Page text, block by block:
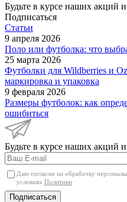
Будьте в курсе наших акций
Подписаться
Статьи
9 апреля 2026
Поло или футболка: что
25 марта 2026
Футболки для Wildberries и
маркировка и упаковка
9 февраля 2026
Размеры футболок: как
ошибиться
Будьте в курсе наших акций
Даю согласие на обработку
условиях Политики
Подписаться